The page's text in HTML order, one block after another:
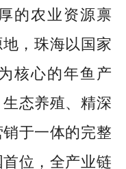
的农业资源禀
，珠海以国家
核心的年鱼产
态养殖、精深
于一体的完整
位，全产业链